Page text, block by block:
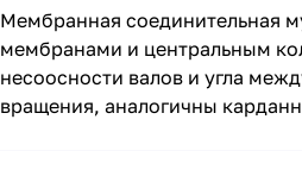
Мембранная соединительная
мембранами и центральным
несоосности валов и угла
вращения, аналогичны